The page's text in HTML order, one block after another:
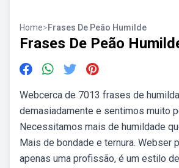
Home>Frases De Peão Humilde
Frases De Peão
Webcerca de 7013 frases de
demasiadamente e sentimos muito
Necessitamos mais de humildade
Mais de bondade e ternura. Webser
apenas uma profissão, é um estilo